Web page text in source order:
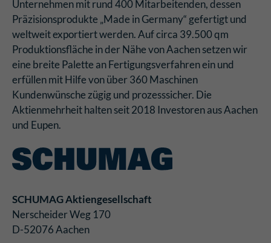
Unternehmen mit rund 400 Mitarbeitenden, dessen
Präzisionsprodukte „Made in Germany“ gefertigt und
weltweit exportiert werden. Auf circa 39.500 qm
Produktionsfläche in der Nähe von Aachen setzen wir
eine breite Palette an Fertigungsverfahren ein und
erfüllen mit Hilfe von über 360 Maschinen
Kundenwünsche zügig und prozesssicher. Die
Aktienmehrheit halten seit 2018 Investoren aus Aachen
und Eupen.
SCHUMAG Aktiengesellschaft
Nerscheider Weg 170
D-52076 Aachen